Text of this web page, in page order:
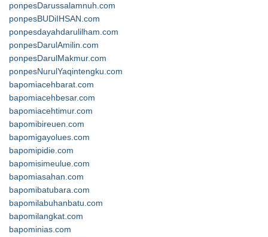
ponpesDarussalamnuh.com
ponpesBUDiIHSAN.com
ponpesdayahdarulilham.com
ponpesDarulAmilin.com
ponpesDarulMakmur.com
ponpesNurulYaqintengku.com
bapomiacehbarat.com
bapomiacehbesar.com
bapomiacehtimur.com
bapomibireuen.com
bapomigayolues.com
bapomipidie.com
bapomisimeulue.com
bapomiasahan.com
bapomibatubara.com
bapomilabuhanbatu.com
bapomilangkat.com
bapominias.com